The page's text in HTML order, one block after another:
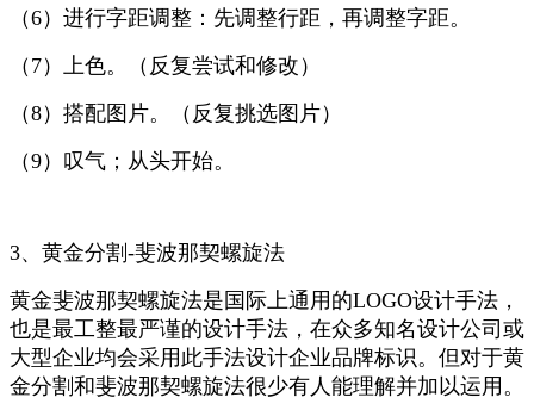
（6）进行字距调整：先调整行距，再调整字距。
（7）上色。（反复尝试和修改）
（8）搭配图片。（反复挑选图片）
（9）叹气；从头开始。
3、黄金分割-斐波那契螺旋法
黄金斐波那契螺旋法是国际上通用的LOGO设计手法，
也是最工整最严谨的设计手法，在众多知名设计公司或
大型企业均会采用此手法设计企业品牌标识。但对于黄
金分割和斐波那契螺旋法很少有人能理解并加以运用。